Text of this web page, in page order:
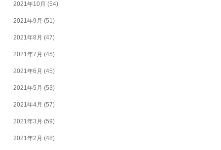
2021年10月 (54)
2021年9月 (51)
2021年8月 (47)
2021年7月 (45)
2021年6月 (45)
2021年5月 (53)
2021年4月 (57)
2021年3月 (59)
2021年2月 (48)